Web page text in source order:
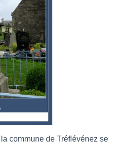
commune de Tréflévénez se